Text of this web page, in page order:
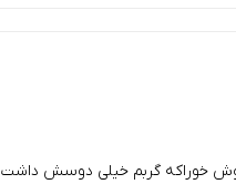
خوراکه گربم خیلی دوسش داشت